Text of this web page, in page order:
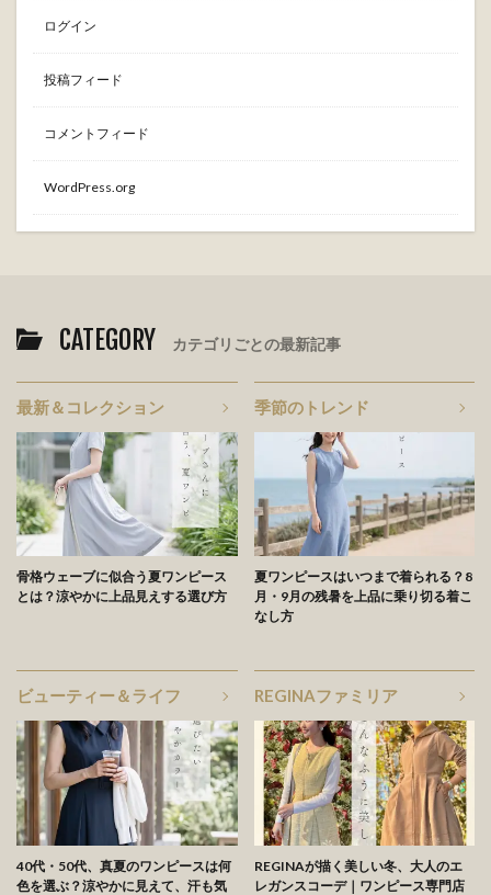
ログイン
投稿フィード
コメントフィード
WordPress.org
CATEGORY カテゴリごとの最新記事
最新＆コレクション
骨格ウェーブに似合う夏ワンピース
とは？涼やかに上品見えする選び方
季節のトレンド
夏ワンピースはいつまで着られる？8
月・9月の残暑を上品に乗り切る着こ
なし方
ビューティー＆ライフ
40代・50代、真夏のワンピースは何
色を選ぶ？涼やかに見えて、汗も気
REGINAファミリア
REGINAが描く美しい冬、大人のエ
レガンスコーデ｜ワンピース専門店